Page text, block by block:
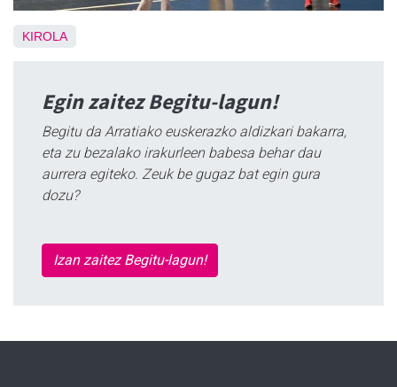
KIROLA
Egin zaitez Begitu-lagun!
Begitu da Arratiako euskerazko aldizkari bakarra,
eta zu bezalako irakurleen babesa behar dau
aurrera egiteko. Zeuk be gugaz bat egin gura
dozu?
Izan zaitez Begitu-lagun!